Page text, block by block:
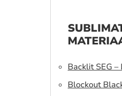
Backlit SEG –
peesdoek
Blockout